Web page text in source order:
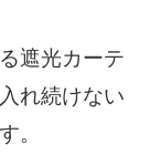
遮光カーテ
れ続けない
。